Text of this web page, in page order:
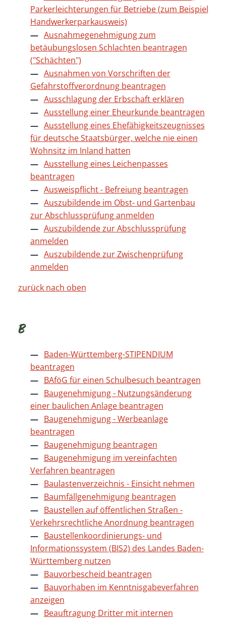
Parkerleichterungen für Betriebe (zum Beispiel
Handwerkerparkausweis)
Ausnahmegenehmigung zum
betäubungslosen Schlachten beantragen
("Schächten")
Ausnahmen von Vorschriften der
Gefahrstoffverordnung beantragen
Ausschlagung der Erbschaft erklären
Ausstellung einer Eheurkunde beantragen
Ausstellung eines Ehefähigkeitszeugnisses
für deutsche Staatsbürger, welche nie einen
Wohnsitz im Inland hatten
Ausstellung eines Leichenpasses
beantragen
Ausweispflicht - Befreiung beantragen
Auszubildende im Obst- und Gartenbau
zur Abschlussprüfung anmelden
Auszubildende zur Abschlussprüfung
anmelden
Auszubildende zur Zwischenprüfung
anmelden
zurück nach oben
B
Baden-Württemberg-STIPENDIUM
beantragen
BAföG für einen Schulbesuch beantragen
Baugenehmigung - Nutzungsänderung
einer baulichen Anlage beantragen
Baugenehmigung - Werbeanlage
beantragen
Baugenehmigung beantragen
Baugenehmigung im vereinfachten
Verfahren beantragen
Baulastenverzeichnis - Einsicht nehmen
Baumfällgenehmigung beantragen
Baustellen auf öffentlichen Straßen -
Verkehrsrechtliche Anordnung beantragen
Baustellenkoordinierungs- und
Informationssystem (BIS2) des Landes Baden-
Württemberg nutzen
Bauvorbescheid beantragen
Bauvorhaben im Kenntnisgabeverfahren
anzeigen
Beauftragung Dritter mit internen